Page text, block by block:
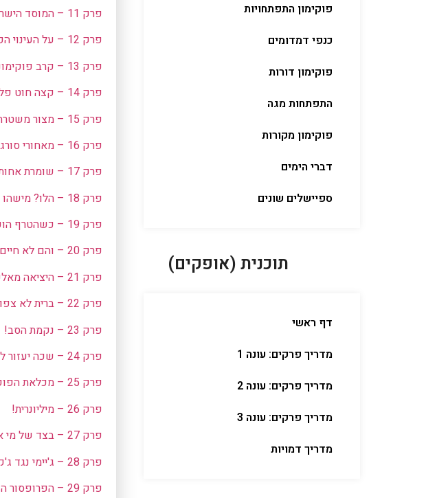
פוקימון התפתחויות
כנפי דמדומים
פוקימון דורות
התפתחות מגה
פוקימון מקורות
דברי הימים
ספיישלים שונים
תוכנית (אופקים)
דף ראשי
מדריך פרקים: עונה 1
מדריך פרקים: עונה 2
מדריך פרקים: עונה 3
מדריך דמויות
פרק 11 – המוסד הישראלי!
פרק 12 – על העינוי הפסיכולוגי!
פרק 13 – קרב פוקימונים חד צדדי!
פרק 14 – קצה חוט פלילי!
פרק 15 – מצור משטרתי!
פרק 16 – מאחורי סורג ובריח!
פרק 17 – שומרת אחותי!
פרק 18 – הלו? מישהו שומע אותי?
פרק 19 – כשהטרף הופך לטורף!
פרק 20 – והם לא חיים באושר ועושר עד עצם היום הזה!
פרק 21 – היציאה מאלקטרז!
פרק 22 – ברית לא צפויה!
פרק 23 – נקמת הסב!
פרק 24 – שכה יעזור לנו האל!
פרק 25 – מכלאת הפוקימונים הנטושים!
פרק 26 – מיליונרית!
פרק 27 – בצד של מי אתה בכלל?!
פרק 28 – ג'יימי נגד ג'ק (רק אחד ינצח!)
פרק 29 – הפרופסור הגיע!